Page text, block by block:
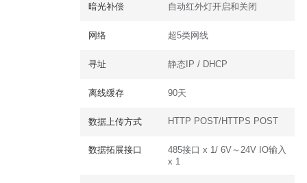
暗光补偿 自动红外灯开启和关闭
网络 超5类网线
寻址 静态IP / DHCP
离线缓存 90天
数据上传方式 HTTP POST/HTTPS POST
数据拓展接口
485接口 x 1/ 6V～24V IO输入
x 1